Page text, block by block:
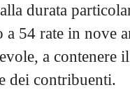
durata
a 54 rate in nove
a contenere
dei contribuenti.